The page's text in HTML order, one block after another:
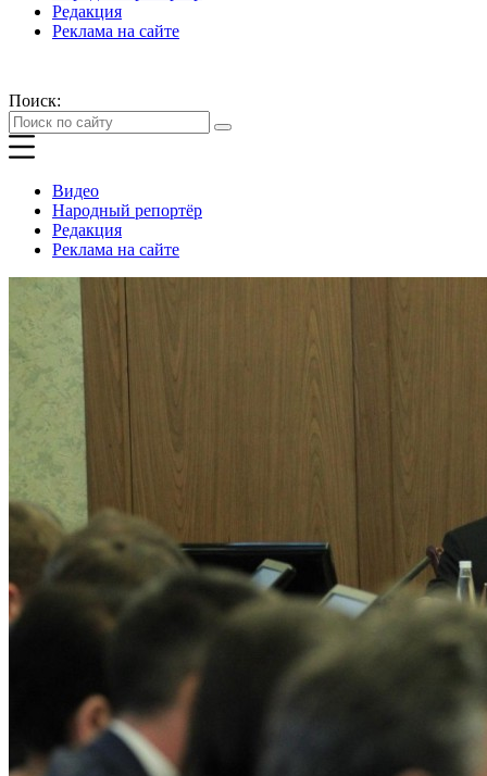
Редакция
Реклама на сайте
Поиск:
Видео
Народный репортёр
Редакция
Реклама на сайте